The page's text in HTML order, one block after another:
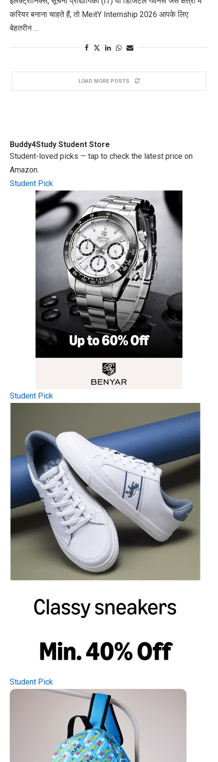
करियर बनाना चाहते हैं, तो MeitY Internship 2026 आपके लिए
बेहतरीन …
LOAD MORE POSTS
Buddy4Study Student Store
Student-loved picks — tap to check the latest price on
Amazon.
Student Pick
Student Pick
Student Pick